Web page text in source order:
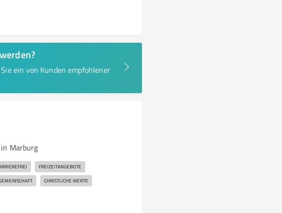
ein von Kunden empfohlener
Marburg
FREIZEITANGEBOTE
CHRISTLICHE WERTE